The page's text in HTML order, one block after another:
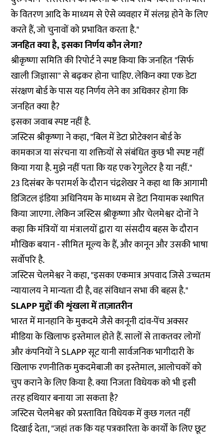
के वितरण आदि के माध्यम से ऐसे व्यवहार में संलग्न होने के लिए
करते हैं, जो चुनावों को प्रभावित करता है."
जनहित क्या है, इसका निर्णय कौन लेगा?
श्रीकृष्णा समिति की रिपोर्ट ने स्पष्ट किया कि जनहित "सिर्फ
खाली जिज्ञासा" से बढ़कर होना चाहिए. लेकिन क्या एक डेटा
संरक्षण बोर्ड के पास यह निर्णय लेने का अधिकार होगा कि
जनहित क्या है?
इसका जवाब स्पष्ट नहीं है.
जस्टिस श्रीकृष्णा ने कहा, "बिल में डेटा प्रोटेक्शन बोर्ड के
कामकाज या संरचना या शक्तियों से संबंधित कुछ भी स्पष्ट नहीं
किया गया है. मुझे नहीं पता कि यह एक रेगुलेटर है या नहीं."
23 दिसंबर के परामर्श के दौरान चंद्रशेखर ने कहा था कि आगामी
डिजिटल इंडिया अधिनियम के माध्यम से डेटा नियामक स्थापित
किया जाएगा. लेकिन जस्टिस श्रीकृष्णा और चेलमेश्वर दोनों ने
कहा कि मंत्रियों या मंत्रालयों द्वारा या संसदीय बहस के दौरान
मौखिक बयान - सीमित मूल्य के हैं, और कानून और उसकी भाषा
सर्वोपरि है.
जस्टिस चेलमेश्वर ने कहा, "इसका एकमात्र अपवाद जिसे उच्चतम
न्यायालय ने मान्यता दी है, वह संविधान सभा की बहस है."
SLAPP मुद्दों की शृंखला में ताज़ातरीन
भारत मेंमानहानि के मुकदमेजैसे कानूनी दांव-पेंच अक्सर
मीडिया के खिलाफ इस्तेमाल होते हैं. सालों से ताकतवर लोगों
और कंपनियों नेSLAPPसूट यानी सार्वजनिक भागीदारी के
खिलाफ रणनीतिक मुकदमेबाजी का इस्तेमाल, आलोचकों को
चुप कराने के लिए किया है. क्या निजता विधेयक को भी इसी
तरह हथियार बनाया जा सकता है?
जस्टिस चेलमेश्वर को प्रस्तावित विधेयक में कुछ गलत नहीं
दिखाई देता, "जहां तक कि यह पत्रकारिता के कार्यों के लिए छूट